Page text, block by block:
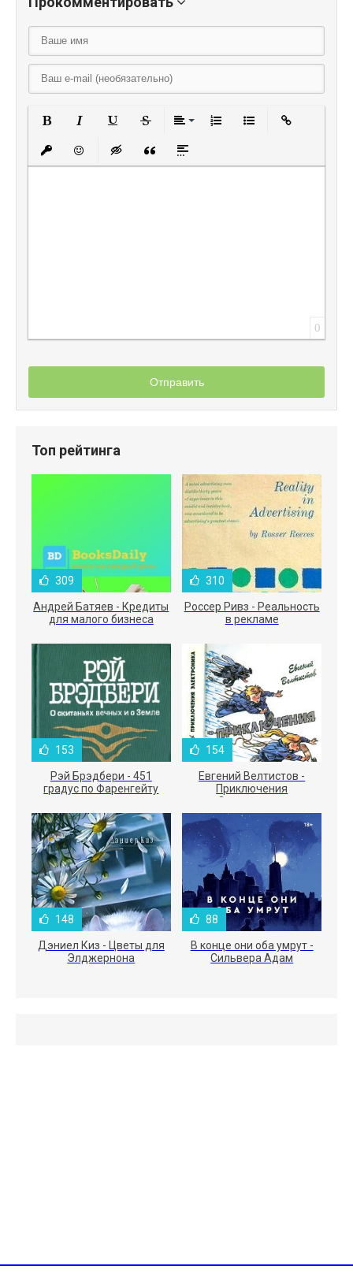
Вставить защищенную ссылку
Вставить смайлик
Вставка скрытого текста
Вставка цитаты
Вставка спойлера
0
Отправить
Топ рейтинга
309
Андрей Батяев - Кредиты
для малого бизнеса
310
Россер Ривз - Реальность
в рекламе
153
Рэй Брэдбери - 451
градус по Фаренгейту
154
Евгений Велтистов -
Приключения
Электроника
148
Дэниел Киз - Цветы для
Элджернона
88
В конце они оба умрут -
Сильвера Адам